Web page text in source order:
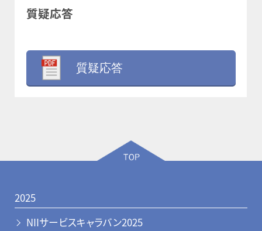
質疑応答
質疑応答
2025
NIIサービスキャラバン2025